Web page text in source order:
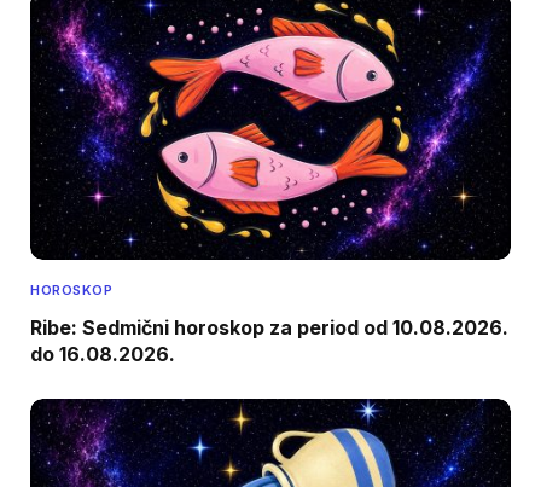
HOROSKOP
Ribe: Sedmični horoskop za period od 10.08.2026.
do 16.08.2026.